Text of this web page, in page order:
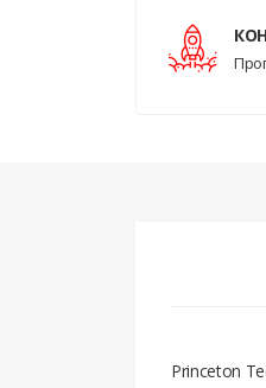
Princeton